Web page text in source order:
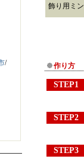
飾り用ミ
作り方
STEP1
STEP2
STEP3
/